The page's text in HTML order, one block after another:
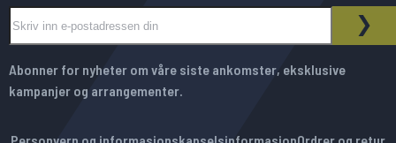
NYHETSBREV
Abonner for nyheter om våre siste ankomster, eksklusive
kampanjer og arrangementer.